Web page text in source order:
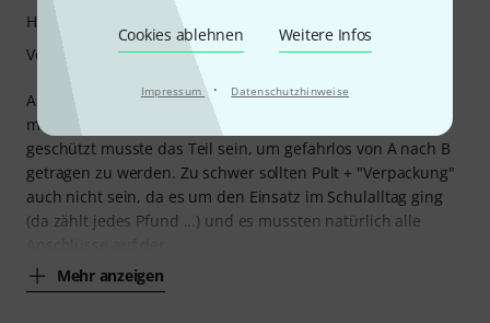
Cookies ablehnen Weitere Infos
Impressum · Datenschutzhinweise
Als für ein neues 19''-Mischpult ein passender Koffer her
musste, gab es eigentlich nicht viel zu überlegen. Gut
geschützt musste das Teil sein, um gefahrlos von A nach B
getragen zu werden. Zu schwer sollten Pult + "Verpackung"
auch nicht sein, da es um den Einsatz im Schulalltag ging
(da zählt jedes Pfund ...) und es mussten natürlich alle
Mehr anzeigen
Handling
Verarbeitung